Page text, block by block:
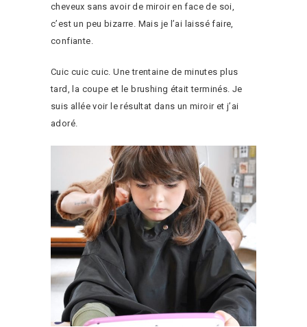
cheveux sans avoir de miroir en face de soi,
c’est un peu bizarre. Mais je l’ai laissé faire,
confiante.
Cuic cuic cuic. Une trentaine de minutes plus
tard, la coupe et le brushing était terminés. Je
suis allée voir le résultat dans un miroir et j’ai
adoré.